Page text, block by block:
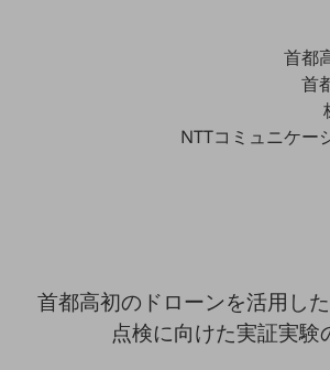
別ウィンドウで開きます
首都
首
NTTコミュニケー
首都高初のドローンを活用し
点検に向けた実証実験